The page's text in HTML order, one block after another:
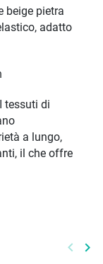
beige pietra
adatto
tessuti di
a lungo,
il che offre
keyboard_arrow_left keyboard_arrow_right